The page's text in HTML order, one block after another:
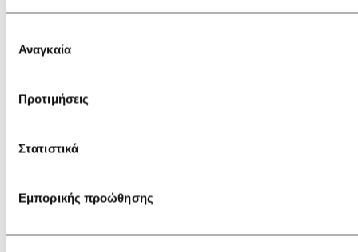
συγκατάθεσης
Αναγκαία
Προτιμήσεις
Στατιστικά
Εμπορικής προώθησης